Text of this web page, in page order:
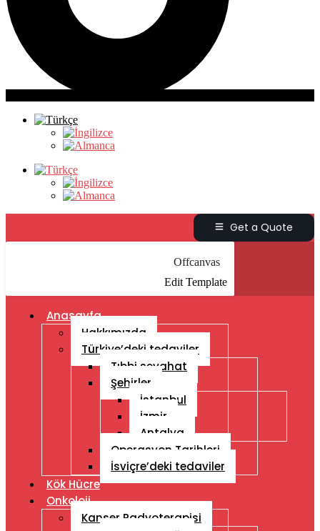
Get a Quote
Offcanvas
Edit Template
Anasayfa
Hakkımızda
Türkiye’deki tedaviler
Tıbbi seyahat
Şehirler
İstanbul
İzmir
Antalya
Operasyon Tarihleri
İsviçre’deki tedaviler
Kök Hücre
Onkoloji
Kanser Radyoterapisi